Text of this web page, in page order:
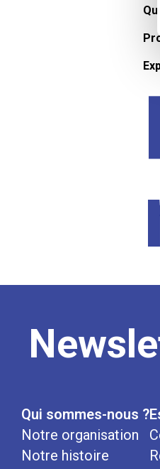
Qui sommes-nous ?
Notre organisation
Notre histoire